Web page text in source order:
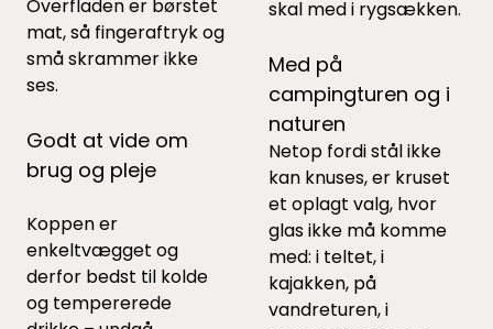
Overfladen er børstet
mat, så fingeraftryk og
små skrammer ikke
ses.
Godt at vide om
brug og pleje
Koppen er
enkeltvægget og
derfor bedst til kolde
og tempererede
skal med i rygsækken.
Med på
campingturen og i
naturen
Netop fordi stål ikke
kan knuses, er kruset
et oplagt valg, hvor
glas ikke må komme
med: i teltet, i
kajakken, på
vandreturen, i